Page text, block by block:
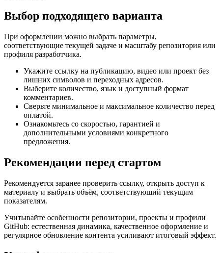
Выбор подходящего варианта
При оформлении можно выбрать параметры,
соответствующие текущей задаче и масштабу репозитория или
профиля разработчика.
Укажите ссылку на публикацию, видео или проект без
лишних символов и переходных адресов.
Выберите количество, язык и доступный формат
комментариев.
Сверьте минимальное и максимальное количество перед
оплатой.
Ознакомьтесь со скоростью, гарантией и
дополнительными условиями конкретного
предложения.
Рекомендации перед стартом
Рекомендуется заранее проверить ссылку, открыть доступ к
материалу и выбрать объём, соответствующий текущим
показателям.
Учитывайте особенности репозитории, проекты и профили
GitHub: естественная динамика, качественное оформление и
регулярное обновление контента усиливают итоговый эффект.